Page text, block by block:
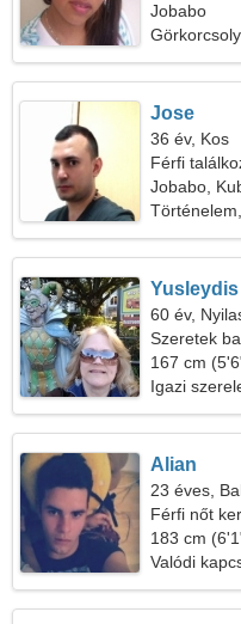
Jobabo
Jose
36 év, Kos
Férfi
Jobabo,
Yusleydis
60 év,
Szeretek
167 cm
Igazi
Alian
23 éves,
Férfi nőt
183 cm
Valódi